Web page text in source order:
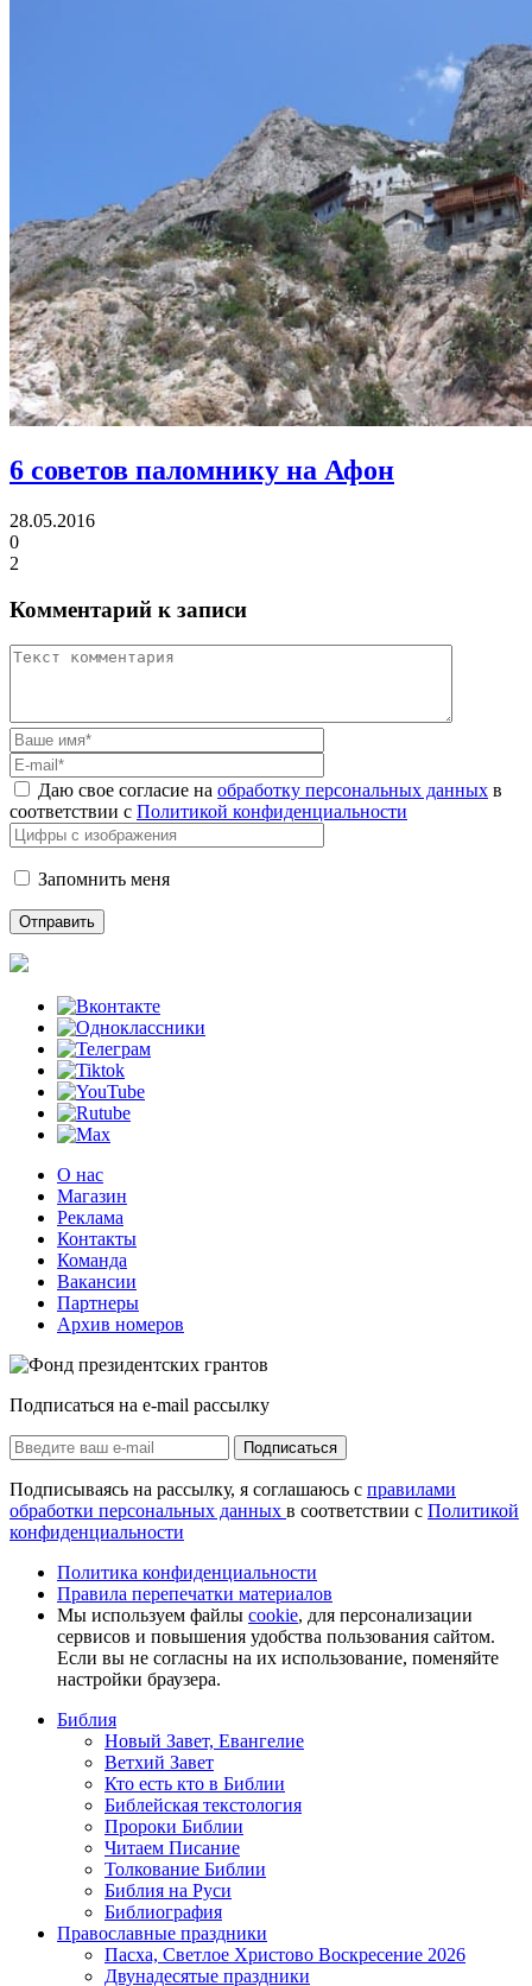
6 советов паломнику на Афон
28.05.2016
0
2
Комментарий к записи
Даю свое согласие на обработку персональных данных в
соответствии с Политикой конфиденциальности
Запомнить меня
О нас
Магазин
Реклама
Контакты
Команда
Вакансии
Партнеры
Архив номеров
Подписаться на e-mail рассылку
Подписаться
Подписываясь на рассылку, я соглашаюсь с правилами
обработки персональных данных в соответствии с Политикой
конфиденциальности
Политика конфиденциальности
Правила перепечатки материалов
Мы используем файлы cookie, для персонализации
сервисов и повышения удобства пользования сайтом.
Если вы не согласны на их использование, поменяйте
настройки браузера.
Библия
Новый Завет, Евангелие
Ветхий Завет
Кто есть кто в Библии
Библейская текстология
Пророки Библии
Читаем Писание
Толкование Библии
Библия на Руси
Библиография
Православные праздники
Пасха, Светлое Христово Воскресение 2026
Двунадесятые праздники